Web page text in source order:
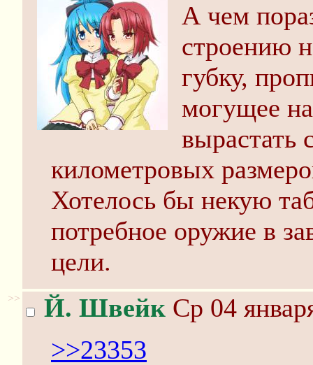
А чем
строению
губку,
могущее
вырастать
километровых
Хотелось бы некую
потребное оружие в
цели.
>> Й. Швейк Ср 04
>>23353